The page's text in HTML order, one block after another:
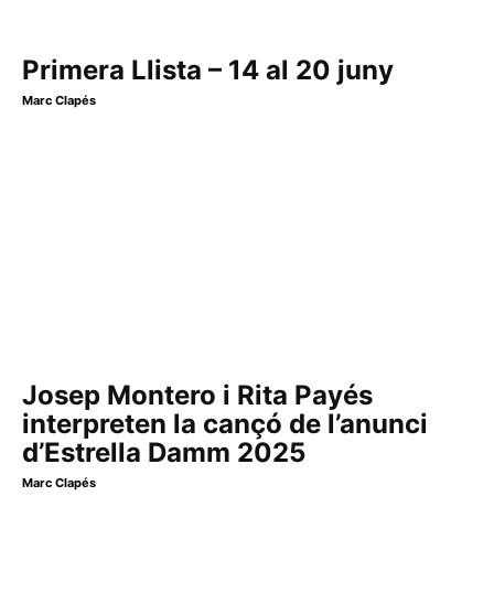
Primera Llista – 14 al 20 juny
Marc Clapés
Josep Montero i Rita Payés
interpreten la cançó de l’anunci
d’Estrella Damm 2025
Marc Clapés